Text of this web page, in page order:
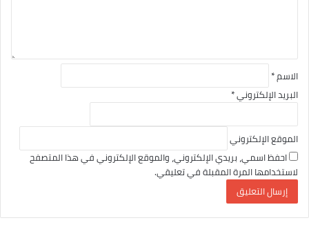
الاسم*
البريد الإلكتروني*
الموقع الإلكتروني
احفظ اسمي، بريدي الإلكتروني، والموقع الإلكتروني في هذا المتصفح
لاستخدامها المرة المقبلة في تعليقي.